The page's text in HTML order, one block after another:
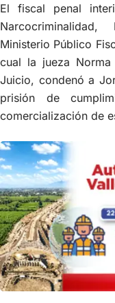
El fiscal penal
Ministerio Público
cual la jueza
Juicio, condenó a
prisión de
comercialización de